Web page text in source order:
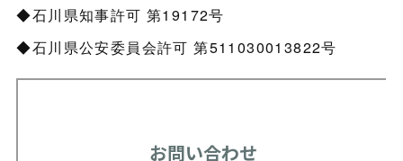
◆石川県知事許可 第19172号
◆石川県公安委員会許可 第511030013822号